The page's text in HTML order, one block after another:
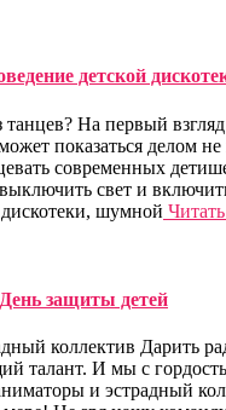
детской
танцев? На первый
показаться делом
современных
свет и
шумной
защиты детей
коллектив Дарить
талант. И мы с
и эстрадный